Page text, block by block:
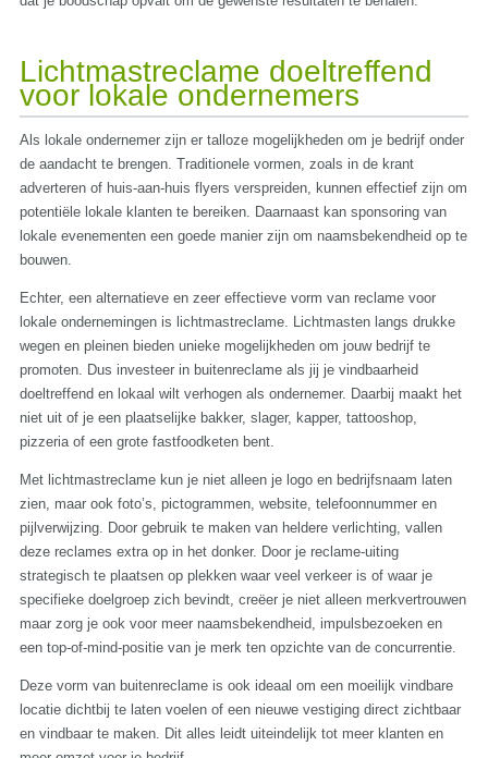
Lichtmastreclame doeltreffend
voor lokale ondernemers
Als lokale ondernemer zijn er talloze mogelijkheden om je bedrijf onder
de aandacht te brengen. Traditionele vormen, zoals in de krant
adverteren of huis-aan-huis flyers verspreiden, kunnen effectief zijn om
potentiële lokale klanten te bereiken. Daarnaast kan sponsoring van
lokale evenementen een goede manier zijn om naamsbekendheid op te
bouwen.
Echter, een alternatieve en zeer effectieve vorm van reclame voor
lokale ondernemingen is lichtmastreclame. Lichtmasten langs drukke
wegen en pleinen bieden unieke mogelijkheden om jouw bedrijf te
promoten. Dus investeer in buitenreclame als jij je vindbaarheid
doeltreffend en lokaal wilt verhogen als ondernemer. Daarbij maakt het
niet uit of je een plaatselijke bakker, slager, kapper, tattooshop,
pizzeria of een grote fastfoodketen bent.
Met lichtmastreclame kun je niet alleen je logo en bedrijfsnaam laten
zien, maar ook foto’s, pictogrammen, website, telefoonnummer en
pijlverwijzing. Door gebruik te maken van heldere verlichting, vallen
deze reclames extra op in het donker. Door je reclame-uiting
strategisch te plaatsen op plekken waar veel verkeer is of waar je
specifieke doelgroep zich bevindt, creëer je niet alleen merkvertrouwen
maar zorg je ook voor meer naamsbekendheid, impulsbezoeken en
een top-of-mind-positie van je merk ten opzichte van de concurrentie.
Deze vorm van buitenreclame is ook ideaal om een moeilijk vindbare
locatie dichtbij te laten voelen of een nieuwe vestiging direct zichtbaar
en vindbaar te maken. Dit alles leidt uiteindelijk tot meer klanten en